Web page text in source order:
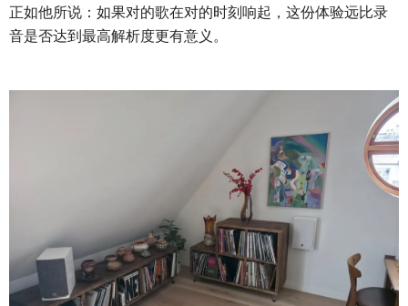
正如他所说：如果对的歌在对的时刻响起，这份体验远比录
音是否达到最高解析度更有意义。